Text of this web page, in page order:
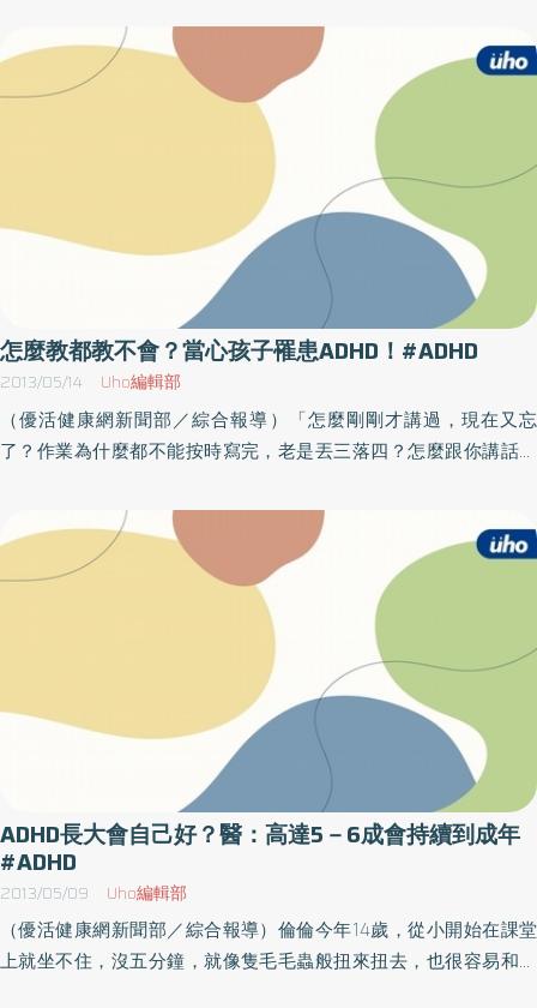
理。對此，蔡芳茹說明，ADHD是腦部發展性的問題，如果沒有接受
適當治療有高達2／3的患者的症狀會持續到成年。事實上，這類型
孩子在智能及外觀上看起來並無明顯的障礙，也因其行為表現經常
被誤解為壞小孩或不聽話的孩子而容易被外界忽略。再加上許多父
母即便確定自己的孩子患有ADHD，因為對藥物有成見而不願讓孩子
用藥，反而錯過黃金治療期。提醒家長，不管孩子的症狀是輕還是
重，若無正確的治療方式及良好的管教態度，想期盼孩子長大自然
好轉很困難！早期發現、早期療育，對ADHD孩子來說十分重要。蔡
醫師表示，大腦在發育成熟前都是有可塑性的，早期正常的誘發與
刺激能加強腦部發展，若等到孩童長大後再做治療時往往已經錯失
了發展的最佳時機，像是很多青少年因無法適應學校及家庭，進而
淪為不良少年甚至出現反社會行為、情緒障礙或藥物濫用等問題，
可能就是ADHD延誤治療的案例。藥物合併行為治療全面提升孩子學
習動機目前治療ADHD方式分別為行為及藥物治療，其中，早期療育
目標或規則，設計成孩子可理解的方式，並依照具體的指令使孩子
達成工作目標。然而，行為治療仍然有其侷限，臨床上常見到的情
況如：孩子換了場所就不會了、增強物及家長的疲乏，或是孩子的
症狀已經嚴重影響日常功能或他人時，則會採用藥物治療。蔡芳茹
提醒家長，藥物無法治癒ADHD，也無法取代家長的教養，孩子在使
用藥物治療的同時，也應合併行為治療才能全面幫助孩子提升學習
群，並且降低台灣的吸煙人口。一漲菸捐，就能一舉多得，保民健
康還能救弱勢族群？根據統計，菸害造成的疾病醫療費用約占各國
醫療費用的10%（6-15%, 中推估10%），我國每年國民醫療費用約
9000億元，依此估計我國每年因菸害造成的醫療費用最保守估計約
在500億元。所以，菸害耗費的醫療資源相對排擠到國內其他醫療
資源的分配，使得罕見疾病患者，或是對弱勢族群等，補助受到影
響。健保局指出，過去，菸捐為20元，去年，政府就收了近250億
元的菸捐，如再調整20元菸捐，將可達到近450億元的水準。也就
是說，如菸捐再漲20元，將可以填補這預估500元菸害所帶來的醫
療損失。而目前，根據健保局的統計，我國有近百分之五的民眾無
力繳納健保費，其中，透過政府補助的低收戶也只有一半左右，另
外一半則因不符低收入戶的規定，而被排擠於補助的行列之中。因
此，健保局呼籲，菸品健康捐若能由現行每包20元提高為40元，所
增加之菸捐收入，可望進一步擴大協助低收入邊緣戶或其它經濟弱
勢者減免其無力繳納之健保費。
怎麼教都教不會？當心孩子罹患ADHD！#ADHD
2013/05/14 Uho編輯部
（優活健康網新聞部／綜合報導）「怎麼剛剛才講過，現在又忘
了？作業為什麼都不能按時寫完，老是丟三落四？怎麼跟你講話好
的症狀嗎？要注意！可能罹患注意力缺乏過動症（ADHD）。奇美醫
院精神科林健禾醫師說明，臨床上常見家長誤將ADHD孩子視為只是
好動、不老實、調皮或不守紀律的壞孩子。呼籲家長，如果孩子出
現以上症狀應趁早檢查，把握ADHD治療黃金期，以免釀成更嚴重的
後果。林健禾醫師表示，注意力不足過動症（Attention deficit
hyperactivity disorder簡稱ADHD）指的是一種大腦注意力發展的缺
陷以致於不足以應付外界刺激，導致孩子常常忘東忘西、衝動及過
動，若忽略治療，影響層面則會擴大至學習障礙、情緒、行為、心
理等的問題。林健禾醫師要提醒家長，一旦發現孩子時常注意力不
足、衝動及過動，且任一症狀長達六個月以上並出現在兩個以上的
情境中，就應趁早至精神科或兒童心智科就診。ADHD治療方式通常
合併行為治療與藥物治療。林健禾醫師說明，由美國國家心理衛生
研究院（the National Institute of Mental Health）與教育部
（Department of Education）支援下所做的大型研究中，將ADHD
孩童的治療分行為治療組、藥物治療組、藥物加行為治療組以及對
ADHD長大會自己好？醫：高達5－6成會持續到成年
#ADHD
2013/05/09 Uho編輯部
（優活健康網新聞部／綜合報導）倫倫今年14歲，從小開始在課堂
上就坐不住，沒五分鐘，就像隻毛毛蟲般扭來扭去，也很容易和同